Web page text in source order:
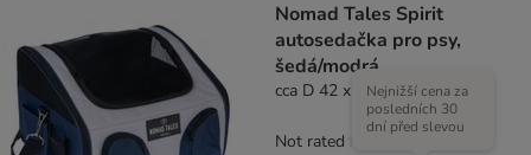
Nomad Tales Spirit
autosedačka pro psy,
šedá/modrá
cca D 42 x Š 36 x V 33 cm
Nejnižší cena za
posledních 30
dní před slevou
Not rated